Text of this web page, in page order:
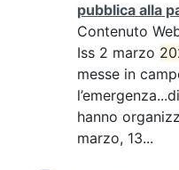
pubblica alla
Contenuto
Iss 2 marzo
messe in
hanno
marzo, 13...